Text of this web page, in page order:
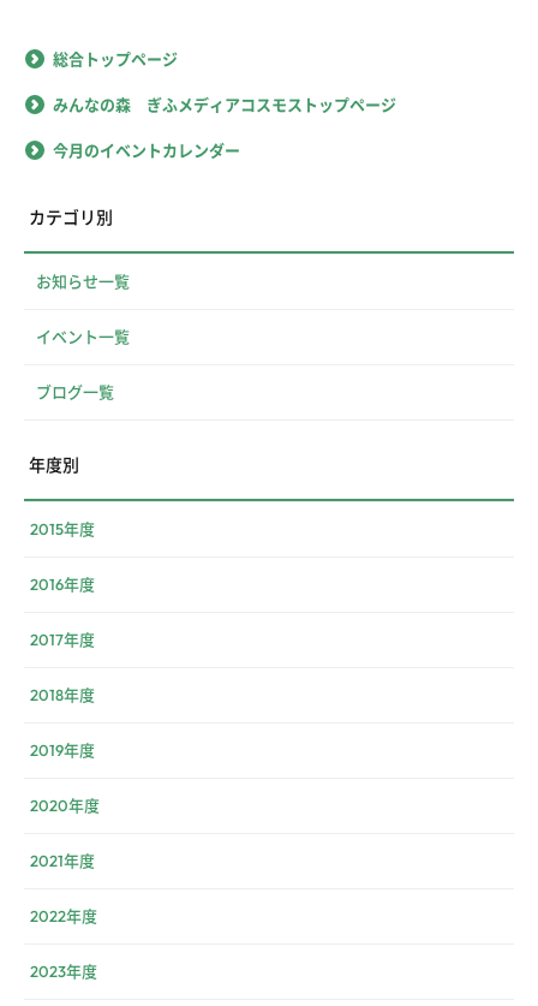
総合トップページ
みんなの森 ぎふメディアコスモストップページ
今月のイベントカレンダー
カテゴリ別
お知らせ一覧
イベント一覧
ブログ一覧
年度別
2015年度
2016年度
2017年度
2018年度
2019年度
2020年度
2021年度
2022年度
2023年度